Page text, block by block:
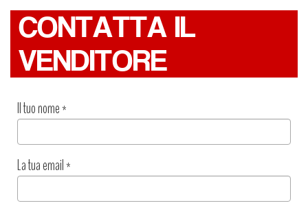
CONTATTA IL
VENDITORE
Il tuo nome*
La tua email*